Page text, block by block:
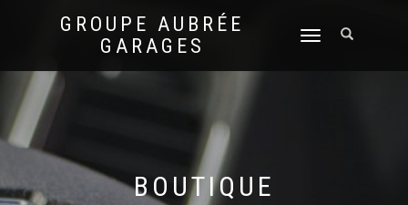
GROUPE AUBRÉE
GARAGES
DÉPLIER
BOUTIQUE